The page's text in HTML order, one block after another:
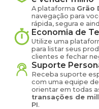
A plataforma Grão
navegação para
rápida, segura e
Economia de
Utilize uma
para listar seus
clientes e fechar
Suporte
Receba suporte
com uma equipe
orientar em todas
transações de
PI.